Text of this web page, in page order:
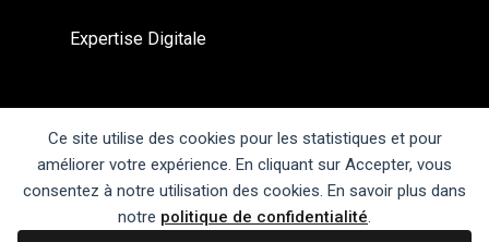
Ce site utilise des cookies pour les statistiques et pour
améliorer votre expérience. En cliquant sur Accepter, vous
consentez à notre utilisation des cookies. En savoir plus dans
notre politique de confidentialité.
Expertise Digitale
Contact
Mentions légales